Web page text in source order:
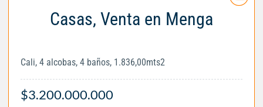
Casas, Venta en Menga
Cali, 4 alcobas, 4 baños, 1.836,00mts2
$3.200.000.000